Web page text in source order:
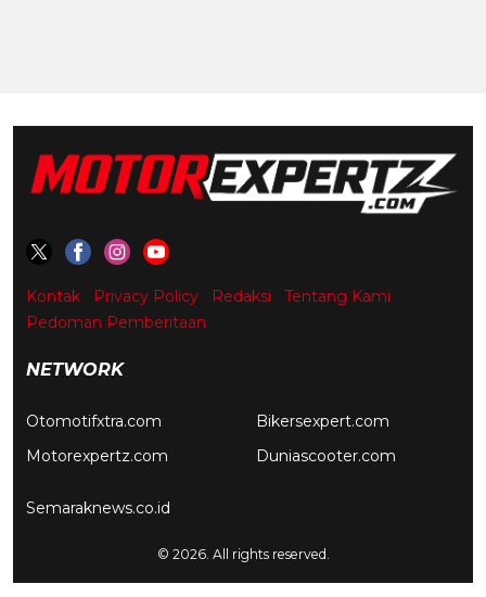
Kontak Privacy Policy Redaksi
Tentang Kami
Pedoman Pemberitaan
NETWORK
Otomotifxtra.com
Motorexpertz.com
Bikersexpert.com
Duniascooter.com
Semaraknews.co.id
© 2026. All rights reserved.